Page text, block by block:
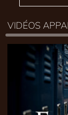
VIDÉOS